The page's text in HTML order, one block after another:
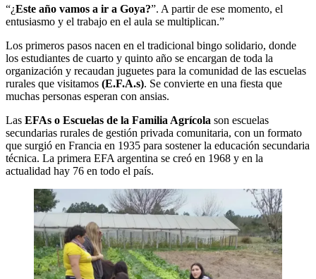
“¿Este año vamos a ir a Goya?”. A partir de ese momento, el
entusiasmo y el trabajo en el aula se multiplican.”
Los primeros pasos nacen en el tradicional bingo solidario, donde
los estudiantes de cuarto y quinto año se encargan de toda la
organización y recaudan juguetes para la comunidad de las escuelas
rurales que visitamos (E.F.A.s). Se convierte en una fiesta que
muchas personas esperan con ansias.
Las EFAs o Escuelas de la Familia Agrícola son escuelas
secundarias rurales de gestión privada comunitaria, con un formato
que surgió en Francia en 1935 para sostener la educación secundaria
técnica. La primera EFA argentina se creó en 1968 y en la
actualidad hay 76 en todo el país.